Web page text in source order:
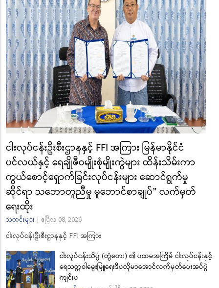
ငါးလုပ်ငန်းဦးစီးဌာနနှင့် FFI အကြား မြန်မာနိုင်ငံ
ပင်လယ်နှင့် ရေချိုဇီဝမျိုးစုံမျိုးကွဲများ ထိန်းသိမ်းကာ
ကွယ်စောင့်ရှောက်ခြင်းလုပ်ငန်းများ ဆောင်ရွက်မှု
ဆိုင်ရာ သဘောတူညီမှု မူဘောင်စာချုပ်” လက်မှတ်
ရေးထိုး
သတင်းများ | ဧပြီလ 08, 2026
ငါးလုပ်ငန်းဦးစီးဌာနနှင့် FFI အကြား
ငါးလုပ်ငန်းသိပ္ပံ (တွံတေး) ၏ ပထမအကြိမ် ငါးလုပ်ငန်းနှင့်
ရေသတ္တဝါမွေးမြူရေးဒီပလိုမာအောင်လက်မှတ်ပေးအပ်ပွဲ
ကျင်းပ